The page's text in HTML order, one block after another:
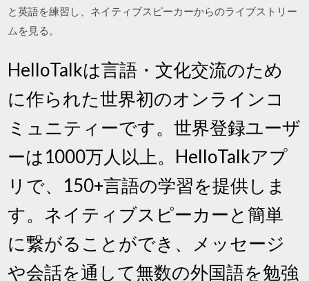
と英語を練習し、ネイティブスピーカーからのライブストリー
ムを見る。
HelloTalkは言語・文化交流のため
に作られた世界初のオンラインコ
ミュニティーです。世界登録ユーザ
ーは1000万人以上。HelloTalkアプ
リで、150+言語の学習を提供しま
す。ネイティブスピーカーと簡単
に繋がることができ、メッセージ
や会話を通して無数の外国語を勉強